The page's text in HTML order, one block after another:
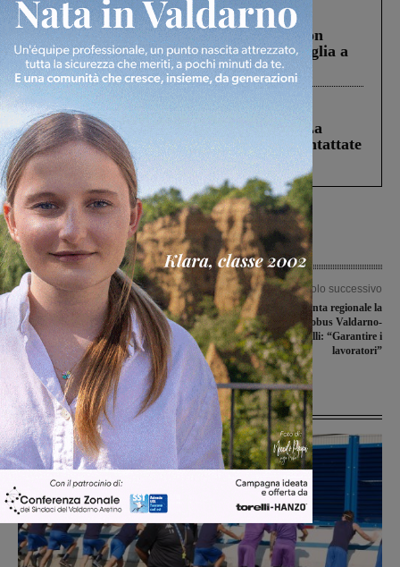
Cronaca 3 Agosto 2026
Scomparso da una struttura di Castiglion
Fiorentino l’uomo che aveva ucciso la figlia a
Levane nel 2020
Cronaca 5 Agosto 2026
Continuano le ricerche di Miah Billal. La
Prefettura: “In caso di avvistamento contattate
il 112”
Articolo precedente
Al Cleveland Museum un’opera che
fu trafugata da Ponte agli Stolli: senza
risposta l’interrogazione in Senato che
ne aveva chiesto il rientro
Articolo successivo
Approvata dalla giunta regionale la
nuova linea autobus Valdarno-
Valdelsa. Baccelli: “Garantire i
lavoratori”
Ultime Notizie